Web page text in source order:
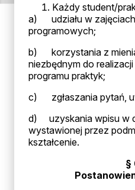
Każdy student/
a) udziału w
programowych;
b) korzystania z
niezbędnym do
programu praktyk;
c) zgłaszania pytań,
d) uzyskania wpisu w
wystawionej przez
kształcenie.
§